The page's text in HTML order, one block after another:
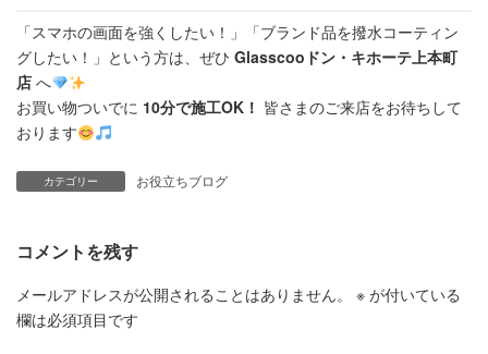
「スマホの画面を強くしたい！」「ブランド品を撥水コーティン
グしたい！」という方は、ぜひ Glasscooドン・キホーテ上本町
店 へ
お買い物ついでに 10分で施工OK！ 皆さまのご来店をお待ちして
おります
カテゴリー お役立ちブログ
コメントを残す
メールアドレスが公開されることはありません。 ※ が付いている
欄は必須項目です